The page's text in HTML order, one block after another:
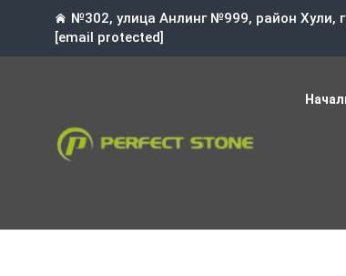
№302, улица Анлинг №999, район Хули,
[email protected]